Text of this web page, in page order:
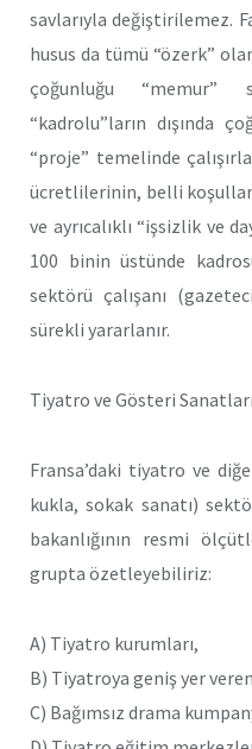
savlarıyla değiştirilemez.
husus da tümü “özerk”
çoğunluğu “memur”
“kadrolu”ların dışında
“proje” temelinde
ücretlilerinin, belli
ve ayrıcalıklı “işsizlik ve
100 binin üstünde
sektörü çalışanı
sürekli yararlanır.
Tiyatro ve Gösteri Sanatları
Fransa’daki tiyatro ve
kukla, sokak sanatı)
bakanlığının resmi
grupta özetleyebiliriz:
A) Tiyatro kurumları,
B) Tiyatroya geniş yer
C) Bağımsız drama